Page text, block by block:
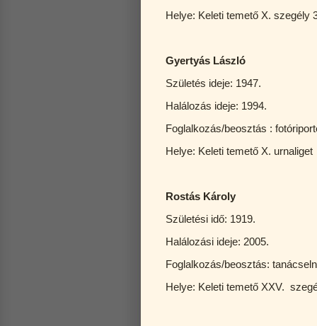
Helye: Keleti temető X.
Gyertyás László
Születés ideje: 1947.
Halálozás ideje: 1994.
Foglalkozás/beosztás :
Helye: Keleti temető X. urnaliget
Rostás Károly
Születési idő: 1919.
Halálozási ideje: 2005.
Foglalkozás/beosztás:
Helye: Keleti temető XXV.